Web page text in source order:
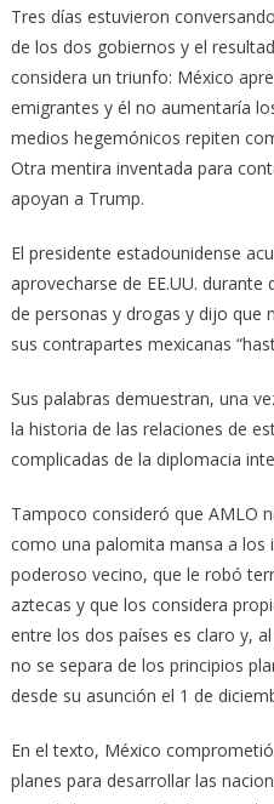
Tres días estuvieron
de los dos gobiernos y el
considera un triunfo: México
emigrantes y él no aumentaría
medios hegemónicos repiten
Otra mentira inventada para
apoyan a Trump.
El presidente estadounidense
aprovecharse de EE.UU.
de personas y drogas y dijo que
sus contrapartes mexicanas
Sus palabras demuestran, una
la historia de las relaciones de
complicadas de la diplomacia
Tampoco consideró que AMLO
como una palomita mansa a los
poderoso vecino, que le robó
aztecas y que los considera
entre los dos países es claro y,
no se separa de los principios
desde su asunción el 1 de
En el texto, México
planes para desarrollar las